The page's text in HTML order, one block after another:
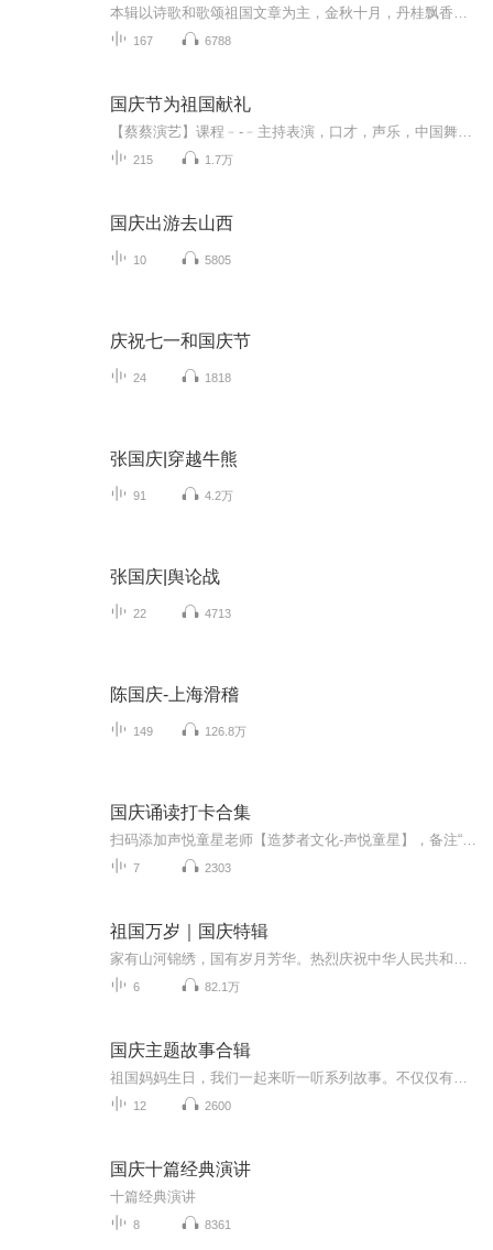
167 6788
国庆节为祖国献礼
215 1.7万
国庆出游去山西
10 5805
庆祝七一和国庆节
24 1818
张国庆|穿越牛熊
91 4.2万
张国庆|舆论战
22 4713
陈国庆-上海滑稽
149 126.8万
国庆诵读打卡合集
7 2303
祖国万岁｜国庆特辑
6 82.1万
国庆主题故事合辑
12 2600
国庆十篇经典演讲
十篇经典演讲
8 8361